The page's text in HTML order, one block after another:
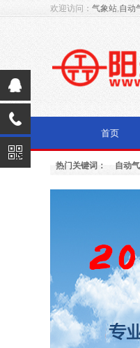
欢迎访问： 气象站,自动
首页
热门关键词： 自动